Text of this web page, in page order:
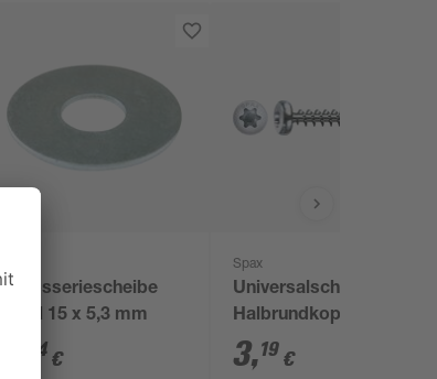
Karosseriescheibe
Stahl 15 x 5,3 mm
14 €
Spax
Universalschrauben
Halbrundkopf T-Star
plus T20 Stahl Ø 4 x
16 mm 16 Stück
3,19 €